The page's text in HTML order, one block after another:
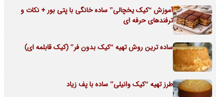
آموزش “کیک یخچالی” ساده خانگی با پتی بور + نکات و
ترفندهای حرفه ای
ساده ترین روش تهیه “کیک بدون فر” (کیک قابلمه ای)
طرز تهیه “کیک وانیلی” ساده با پف زیاد